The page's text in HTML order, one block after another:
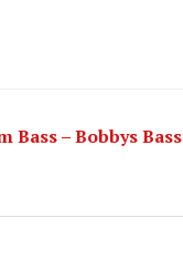
Bass – Bobbys